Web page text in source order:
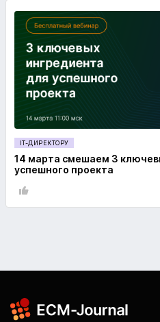
IT-ДИРЕКТОРУ
14 марта смешаем 3
успешного проекта